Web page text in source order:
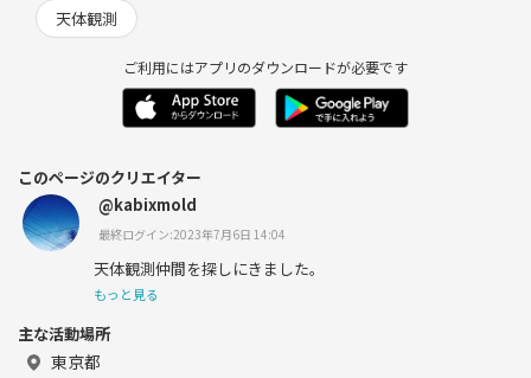
天体観測
ご利用にはアプリのダウンロードが必要です
このページのクリエイター
@kabixmold
最終ログイン:2023年7月6日 14:04
天体観測仲間を探しにきました。
もっと見る
主な活動場所
東京都